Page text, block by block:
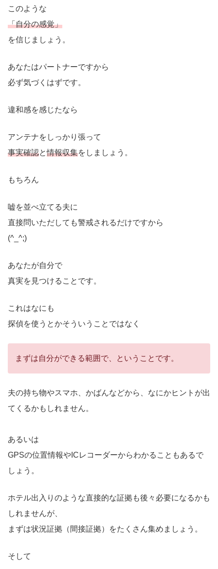
このような
「自分の感覚」
を信じましょう。
あなたはパートナーですから
必ず気づくはずです。
違和感を感じたなら
アンテナをしっかり張って
事実確認と情報収集をしましょう。
もちろん
嘘を並べ立てる夫に
直接問いただしても警戒されるだけですから
(^_^;)
あなたが自分で
真実を見つけることです。
これはなにも
探偵を使うとかそういうことではなく
まずは自分ができる範囲で、ということです。
夫の持ち物やスマホ、かばんなどから、なにかヒントが出
てくるかもしれません。
あるいは
GPSの位置情報やICレコーダーからわかることもあるで
しょう。
ホテル出入りのような直接的な証拠も後々必要になるかも
しれませんが、
まずは状況証拠（間接証拠）をたくさん集めましょう。
そして